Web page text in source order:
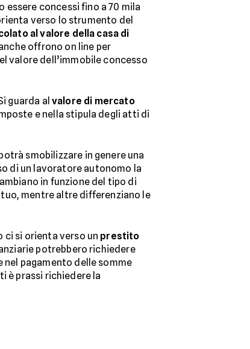
essere concessi fino a 70 mila
verso lo strumento del
al valore della casa di
offrono on line per
valore dell’immobile concesso
guarda al valore di mercato
e nella stipula degli atti di
smobilizzare in genere una
di un lavoratore autonomo la
in funzione del tipo di
mentre altre differenziano le
ci si orienta verso un prestito
potrebbero richiedere
nel pagamento delle somme
è prassi richiedere la